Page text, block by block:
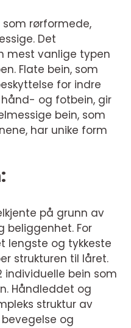
som rørformede,
Det
mest vanlige typen
Flate bein, som
for indre
hånd- og fotbein, gir
bein, som
har unike form
på grunn av
beliggenhet. For
lengste og tykkeste
strukturen til låret.
individuelle bein som
Håndleddet og
struktur av
og